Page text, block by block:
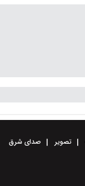
تصویر صدای شرق